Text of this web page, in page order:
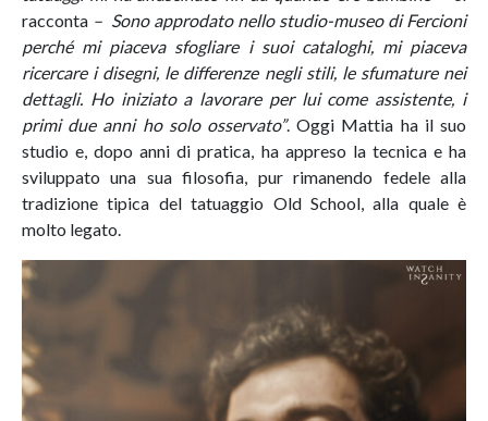
racconta – Sono approdato nello studio-museo di Fercioni
perché mi piaceva sfogliare i suoi cataloghi, mi piaceva
ricercare i disegni, le differenze negli stili, le sfumature nei
dettagli. Ho iniziato a lavorare per lui come assistente, i
primi due anni ho solo osservato”. Oggi Mattia ha il suo
studio e, dopo anni di pratica, ha appreso la tecnica e ha
sviluppato una sua filosofia, pur rimanendo fedele alla
tradizione tipica del tatuaggio Old School, alla quale è
molto legato.